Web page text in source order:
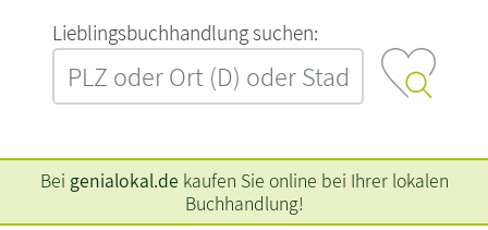
L‍i‍e‍b‍l‍i‍n‍g‍s‍b‍u‍c‍h‍h‍a‍n‍d‍l‍u‍n‍g‍ ‍s‍u‍c‍h‍e‍n‍:‍
Bei genialokal.de kaufen Sie online bei Ihrer lokalen
Buchhandlung!